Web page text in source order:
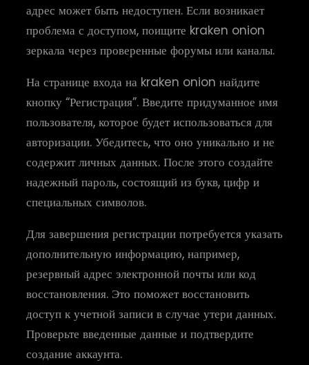
адрес может быть недоступен. Если возникает
проблема с доступом, поищите kraken onion
зеркала через проверенные форумы или каналы.
На странице входа на kraken onion найдите
кнопку “Регистрация”. Введите придуманное имя
пользователя, которое будет использоваться для
авторизации. Убедитесь, что оно уникально и не
содержит личных данных. После этого создайте
надежный пароль, состоящий из букв, цифр и
специальных символов.
Для завершения регистрации потребуется указать
дополнительную информацию, например,
резервный адрес электронной почты или код
восстановления. Это поможет восстановить
доступ к учетной записи в случае утери данных.
Проверьте введенные данные и подтвердите
создание аккаунта.